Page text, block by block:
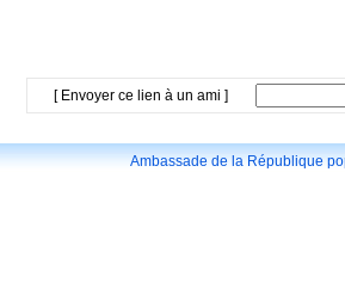
[ Envoyer ce lien à un ami ]
Ambassade de la République